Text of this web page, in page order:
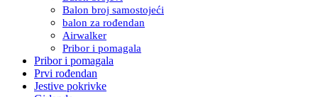
Balon broj samostojeći
balon za rođendan
Airwalker
Pribor i pomagala
Pribor i pomagala
Prvi rođendan
Jestive pokrivke